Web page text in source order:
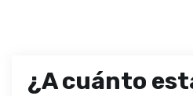
¿A cuánto